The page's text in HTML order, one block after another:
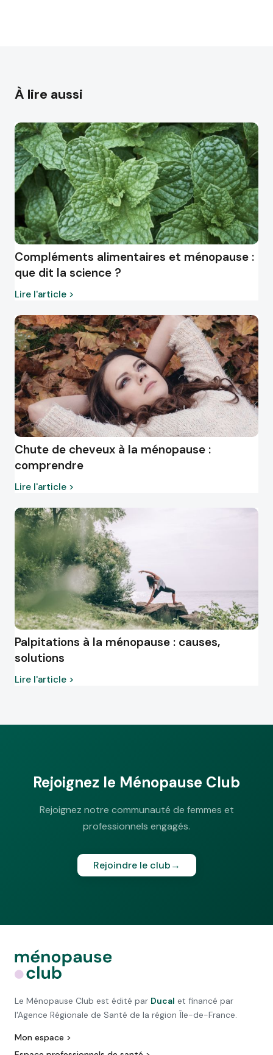
À lire aussi
Compléments alimentaires et ménopause :
que dit la science ?
Lire l'article >
Chute de cheveux à la ménopause :
comprendre
Lire l'article >
Palpitations à la ménopause : causes,
solutions
Lire l'article >
Rejoignez le Ménopause Club
Rejoignez notre communauté de femmes et
professionnels engagés.
Rejoindre le club→
Le Ménopause Club est édité par Ducal et financé par
l'Agence Régionale de Santé de la région Île-de-France.
Mon espace >